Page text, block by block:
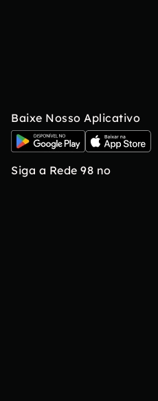
Baixe Nosso Aplicativo
Siga a Rede 98 no